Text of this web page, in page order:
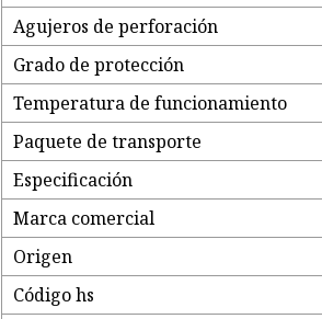
Agujeros de perforación
Grado de protección
Temperatura de funcionamiento
Paquete de transporte
Especificación
Marca comercial
Origen
Código hs